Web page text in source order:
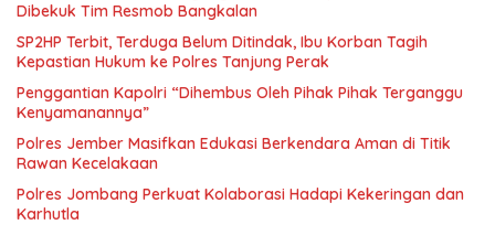
Dibekuk Tim Resmob Bangkalan
SP2HP Terbit, Terduga Belum Ditindak, Ibu Korban Tagih
Kepastian Hukum ke Polres Tanjung Perak
Penggantian Kapolri “Dihembus Oleh Pihak Pihak Terganggu
Kenyamanannya”
Polres Jember Masifkan Edukasi Berkendara Aman di Titik
Rawan Kecelakaan
Polres Jombang Perkuat Kolaborasi Hadapi Kekeringan dan
Karhutla